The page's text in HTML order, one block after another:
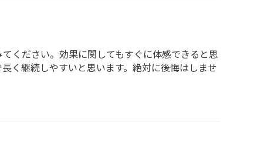
ください。効果に関してもすぐに体感できると思
く継続しやすいと思います。絶対に後悔はしませ